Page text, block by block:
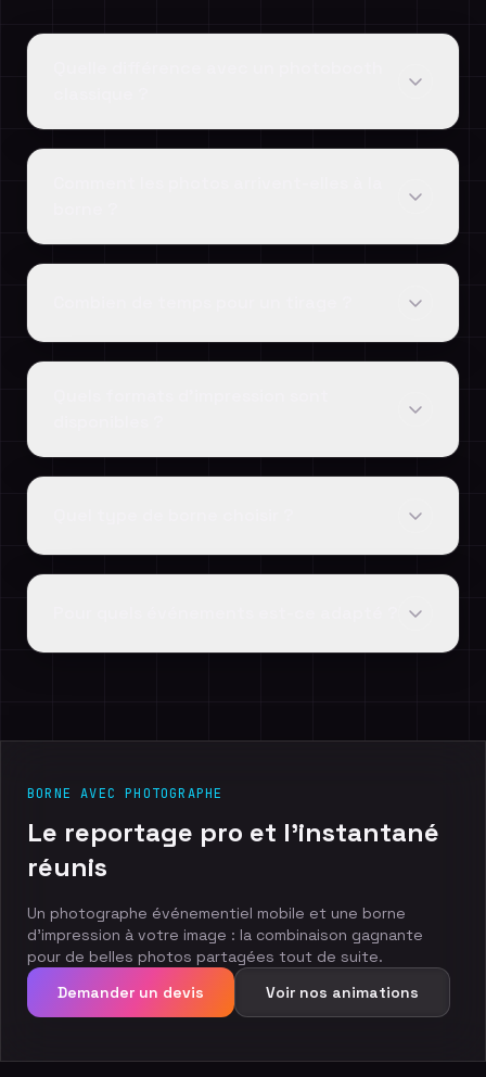
BORNE AVEC PHOTOGRAPHE
Le reportage pro et l'instantané
réunis
Un photographe événementiel mobile et une borne
d'impression à votre image : la combinaison gagnante
pour de belles photos partagées tout de suite.
Demander un devis
Voir nos animations